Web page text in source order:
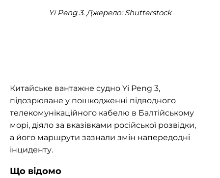
Yi Peng 3. Джерело: Shutterstock
Китайське вантажне судно Yi Peng 3,
підозрюване у пошкодженні підводного
телекомунікаційного кабелю в Балтійському
морі, діяло за вказівками російської розвідки,
а його маршрути зазнали змін напередодні
інциденту.
Що відомо